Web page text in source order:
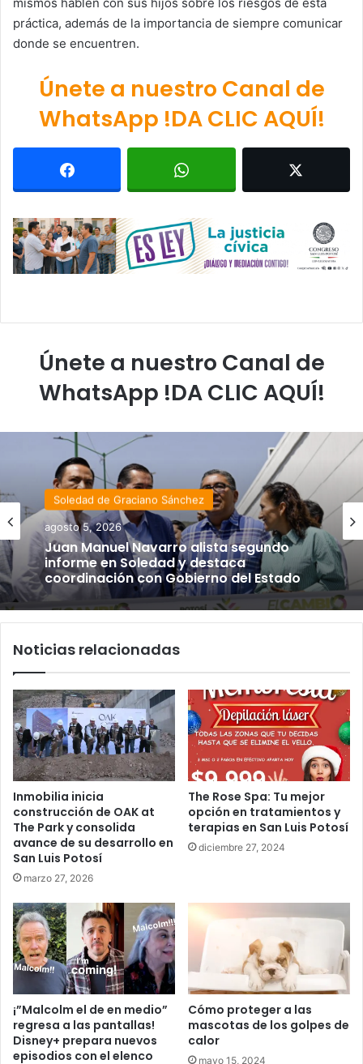
práctica, además de la importancia de siempre comunicar
donde se encuentren.
Únete a nuestro Canal de
WhatsApp !DA CLIC AQUÍ!
Únete a nuestro Canal de
WhatsApp !DA CLIC AQUÍ!
Soledad de Graciano Sánchez
agosto 5, 2026
Juan Manuel Navarro alista segundo
informe en Soledad y destaca
coordinación con Gobierno del Estado
Noticias relacionadas
Inmobilia inicia
construcción de OAK at
The Park y consolida
avance de su desarrollo en
San Luis Potosí
marzo 27, 2026
The Rose Spa: Tu mejor
opción en tratamientos y
terapias en San Luis Potosí
diciembre 27, 2024
¡”Malcolm el de en medio”
regresa a las pantallas!
Disney+ prepara nuevos
episodios con el elenco
Cómo proteger a las
mascotas de los golpes de
calor
mayo 15, 2024